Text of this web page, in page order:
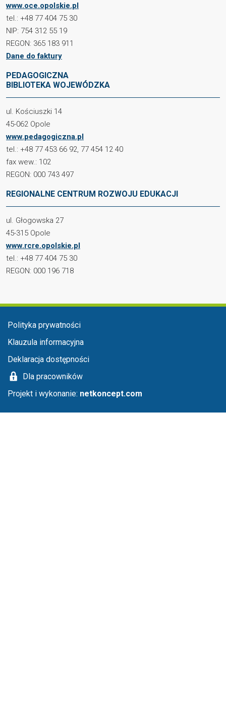
www.oce.opolskie.pl
tel.: +48 77 404 75 30
NIP: 754 312 55 19
REGON: 365 183 911
Dane do faktury
PEDAGOGICZNA
BIBLIOTEKA WOJEWÓDZKA
ul. Kościuszki 14
45-062 Opole
www.pedagogiczna.pl
tel.: +48 77 453 66 92, 77 454 12 40
fax wew.: 102
REGON: 000 743 497
REGIONALNE CENTRUM ROZWOJU EDUKACJI
ul. Głogowska 27
45-315 Opole
www.rcre.opolskie.pl
tel.: +48 77 404 75 30
REGON: 000 196 718
Menu stopka
Polityka prywatności
Klauzula informacyjna
Deklaracja dostępności
Dla pracowników
Projekt i wykonanie: netkoncept.com